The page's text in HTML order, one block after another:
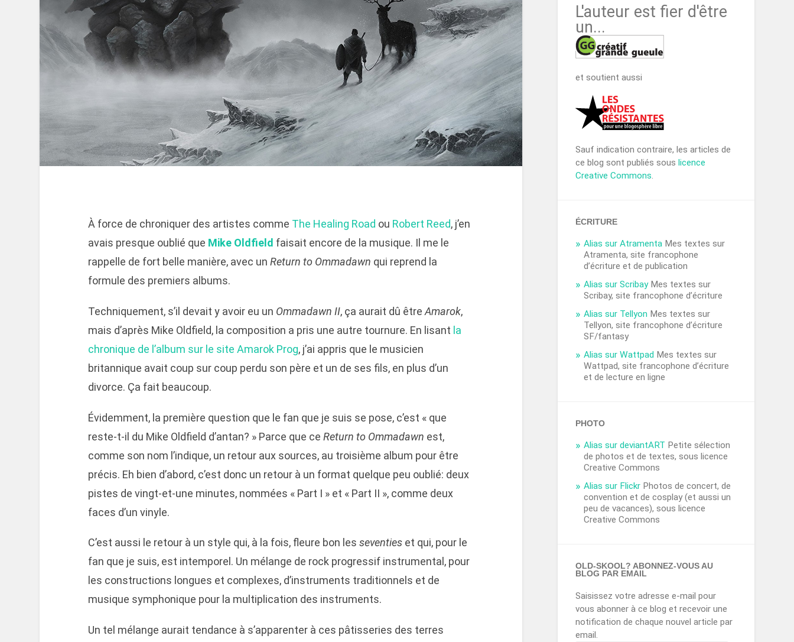
À force de chroniquer des artistes comme The Healing Road ou Robert Reed, j’en
avais presque oublié que Mike Oldfield faisait encore de la musique. Il me le
rappelle de fort belle manière, avec un Return to Ommadawn qui reprend la
formule des premiers albums.
Techniquement, s’il devait y avoir eu un Ommadawn II, ça aurait dû être Amarok,
mais d’après Mike Oldfield, la composition a pris une autre tournure. En lisant la
chronique de l’album sur le site Amarok Prog, j’ai appris que le musicien
britannique avait coup sur coup perdu son père et un de ses fils, en plus d’un
divorce. Ça fait beaucoup.
Évidemment, la première question que le fan que je suis se pose, c’est « que
reste-t-il du Mike Oldfield d’antan? » Parce que ce Return to Ommadawn est,
comme son nom l’indique, un retour aux sources, au troisième album pour être
précis. Eh bien d’abord, c’est donc un retour à un format quelque peu oublié: deux
pistes de vingt-et-une minutes, nommées « Part I » et « Part II », comme deux
faces d’un vinyle.
C’est aussi le retour à un style qui, à la fois, fleure bon les seventieset qui, pour le
fan que je suis, est intemporel. Un mélange de rock progressif instrumental, pour
les constructions longues et complexes, d’instruments traditionnels et de
musique symphonique pour la multiplication des instruments.
Un tel mélange aurait tendance à s’apparenter à ces pâtisseries des terres
L'auteur est fier d'être
un...
et soutient aussi
Sauf indication contraire, les articles de
ce blog sont publiés souslicence
Creative Commons.
ÉCRITURE
Alias sur Atramenta Mes textes sur
Atramenta, site francophone
d’écriture et de publication
Alias sur ScribayMes textes sur
Scribay, site francophone d’écriture
Alias sur Tellyon Mes textes sur
Tellyon, site francophone d’écriture
SF/fantasy
Alias sur Wattpad Mes textes sur
Wattpad, site francophone d’écriture
et de lecture en ligne
PHOTO
Alias sur deviantART Petite sélection
de photos et de textes, sous licence
Creative Commons
Alias sur Flickr Photos de concert, de
convention et de cosplay (et aussi un
peu de vacances), sous licence
Creative Commons
OLD-SKOOL? ABONNEZ-VOUS AU
BLOG PAR EMAIL
Saisissez votre adresse e-mail pour
vous abonner à ce blog et recevoir une
notification de chaque nouvel article par
email.